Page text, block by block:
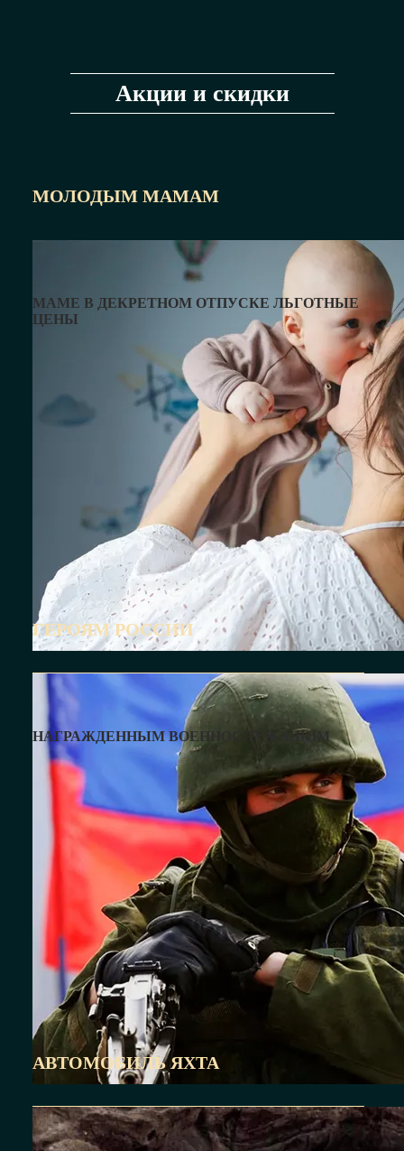
Акции и скидки
МОЛОДЫМ МАМАМ
МАМЕ В ДЕКРЕТНОМ ОТПУСКЕ ЛЬГОТНЫЕ
ЦЕНЫ
скидку — узнать у менеджера
ГЕРОЯМ РОССИИ
НАГРАЖДЕННЫМ ВОЕННОСЛУЖАЩИМ
скидку — узнать у менеджера
АВТОМОБИЛЬ ЯХТА